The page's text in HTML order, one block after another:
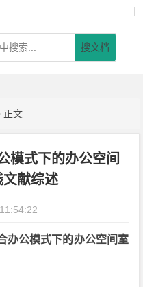
|
搜文档
正文
式下的办公空间
献综述
公模式下的办公空间室